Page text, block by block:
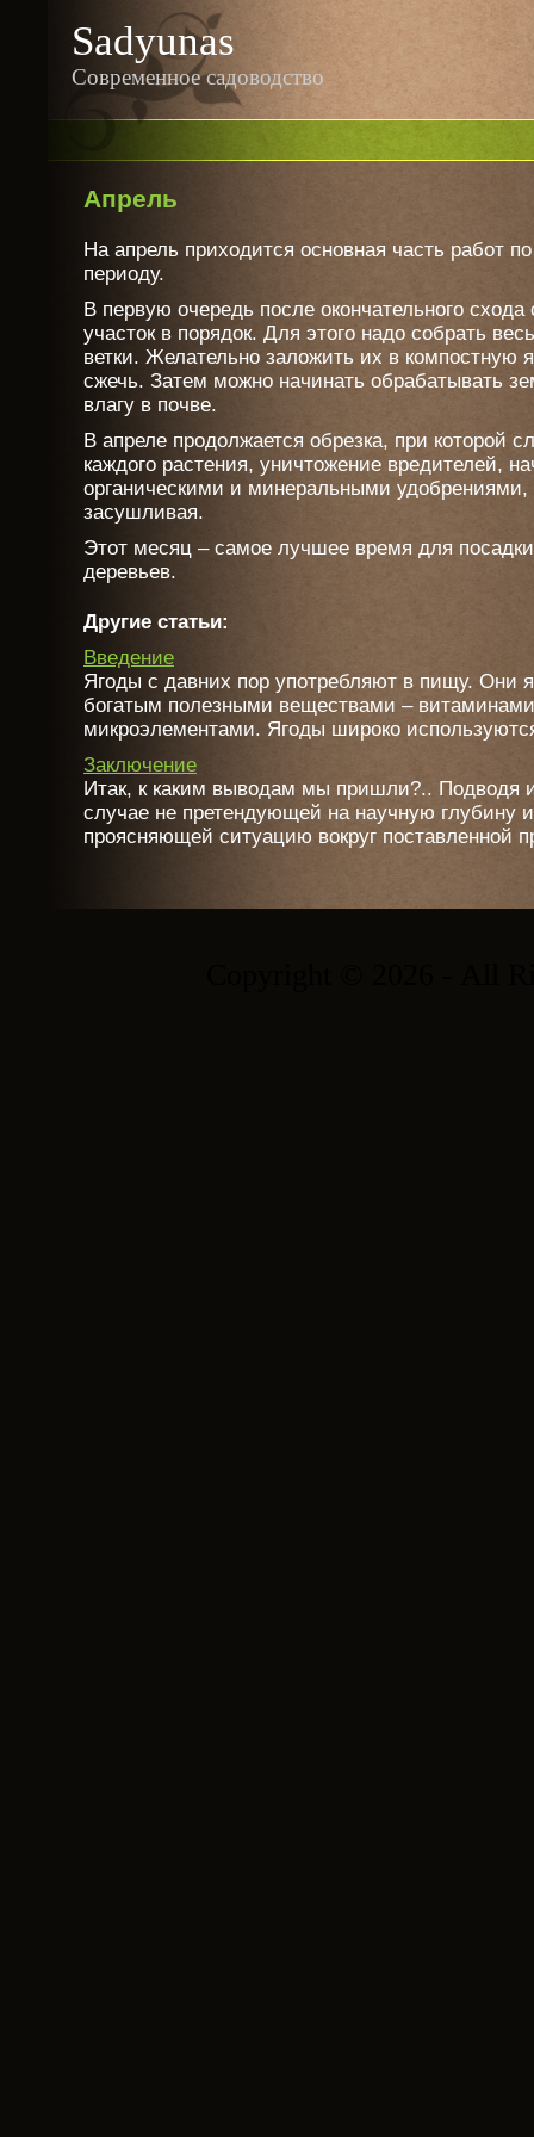
Sadyunas
Современное садоводство
Апрель
На апрель приходится основная часть работ
периоду.
В первую очередь после окончательного
участок в порядок. Для этого надо собрать
ветки. Желательно заложить их в компостную
сжечь. Затем можно начинать обрабатывать
влагу в почве.
В апреле продолжается обрезка, при которой
каждого растения, уничтожение вредителей,
органическими и минеральными удобрениями,
засушливая.
Этот месяц – самое лучшее время для
деревьев.
Другие статьи:
Введение
Ягоды с давних пор употребляют в пищу. Они
богатым полезными веществами –
микроэлементами. Ягоды широко
Заключение
Итак, к каким выводам мы пришли?.. Подводя
случае не претендующей на научную глубину
проясняющей ситуацию вокруг поставленной